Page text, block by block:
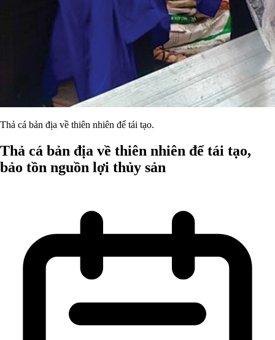
Thả cá bản địa về thiên nhiên để tái tạo.
Thả cá bản địa về thiên nhiên để tái tạo,
bảo tồn nguồn lợi thủy sản